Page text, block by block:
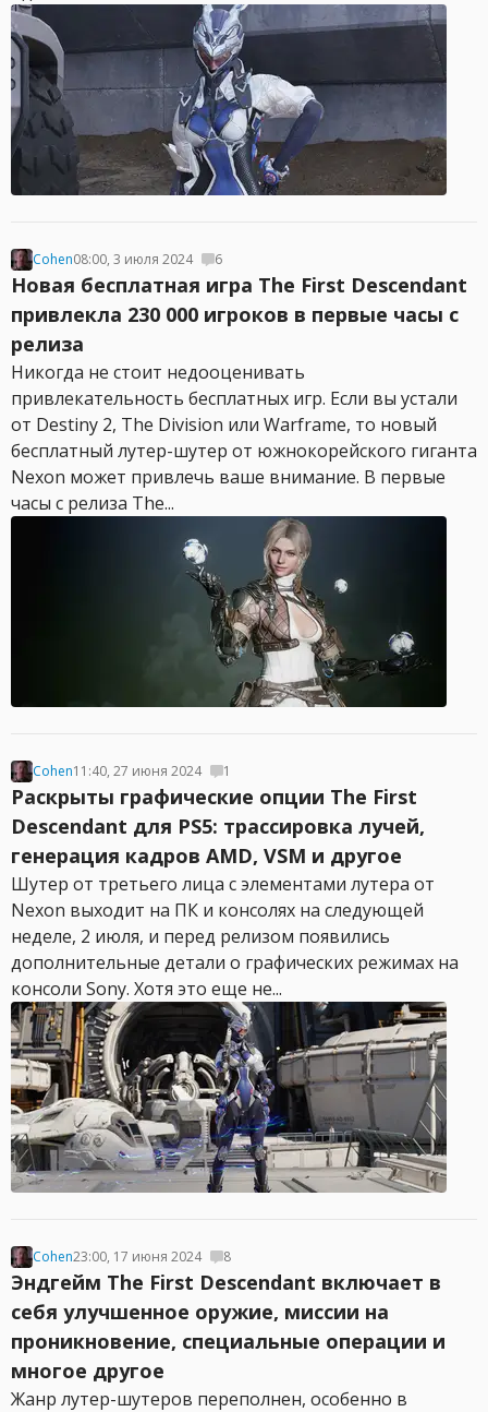
Cohen08:00, 3 июля 2024 6
Новая бесплатная игра The First Descendant
привлекла 230 000 игроков в первые часы с
релиза
Никогда не стоит недооценивать
привлекательность бесплатных игр. Если вы устали
от Destiny 2, The Division или Warframe, то новый
бесплатный лутер-шутер от южнокорейского гиганта
Nexon может привлечь ваше внимание. В первые
часы с релиза The...
Cohen11:40, 27 июня 2024 1
Раскрыты графические опции The First
Descendant для PS5: трассировка лучей,
генерация кадров AMD, VSM и другое
Шутер от третьего лица с элементами лутера от
Nexon выходит на ПК и консолях на следующей
неделе, 2 июля, и перед релизом появились
дополнительные детали о графических режимах на
консоли Sony. Хотя это еще не...
Cohen23:00, 17 июня 2024 8
Эндгейм The First Descendant включает в
себя улучшенное оружие, миссии на
проникновение, специальные операции и
многое другое
Жанр лутер-шутеров переполнен, особенно в